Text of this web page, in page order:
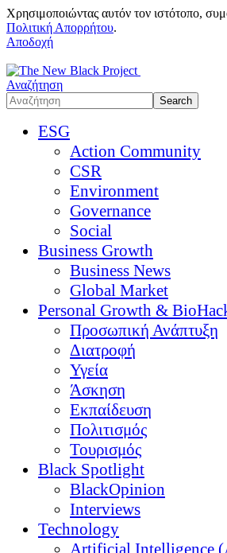
Χρησιμοποιώντας αυτόν τον ιστότοπο,
Πολιτική Απορρήτου.
Αποδοχή
Αναζήτηση
ESG
Action Community
CSR
Environment
Governance
Social
Business Growth
Business News
Global Market
Personal Growth &
Προσωπική Ανάπτυξη
Διατροφή
Υγεία
Άσκηση
Εκπαίδευση
Πολιτισμός
Τουρισμός
Black Spotlight
BlackOpinion
Interviews
Technology
Artificial Intelligence